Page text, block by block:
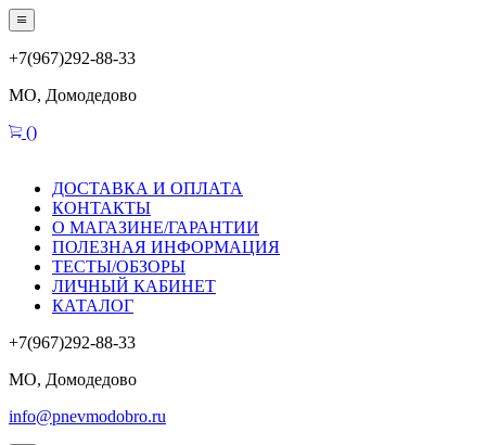
+7(967)292-88-33
МО, Домодедово
()
ДОСТАВКА И ОПЛАТА
КОНТАКТЫ
О МАГАЗИНЕ/ГАРАНТИИ
ПОЛЕЗНАЯ ИНФОРМАЦИЯ
ТЕСТЫ/ОБЗОРЫ
ЛИЧНЫЙ КАБИНЕТ
КАТАЛОГ
+7(967)292-88-33
МО, Домодедово
info@pnevmodobro.ru